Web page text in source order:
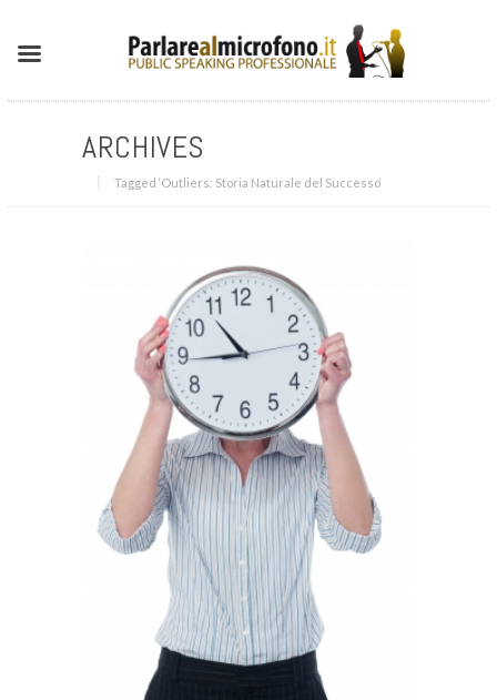
ARCHIVES
Tagged ‘Outliers: Storia Naturale del Successo‘